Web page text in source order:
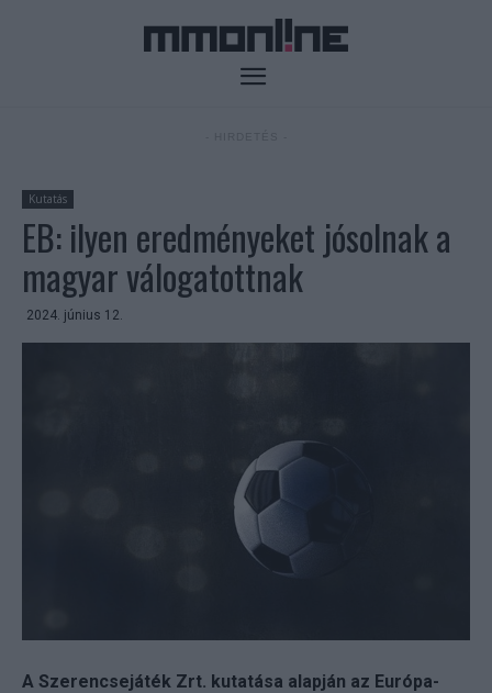
Kutatás
EB: ilyen eredményeket jósolnak a
magyar válogatottnak
2024. június 12.
A Szerencsejáték Zrt. kutatása alapján az Európa-